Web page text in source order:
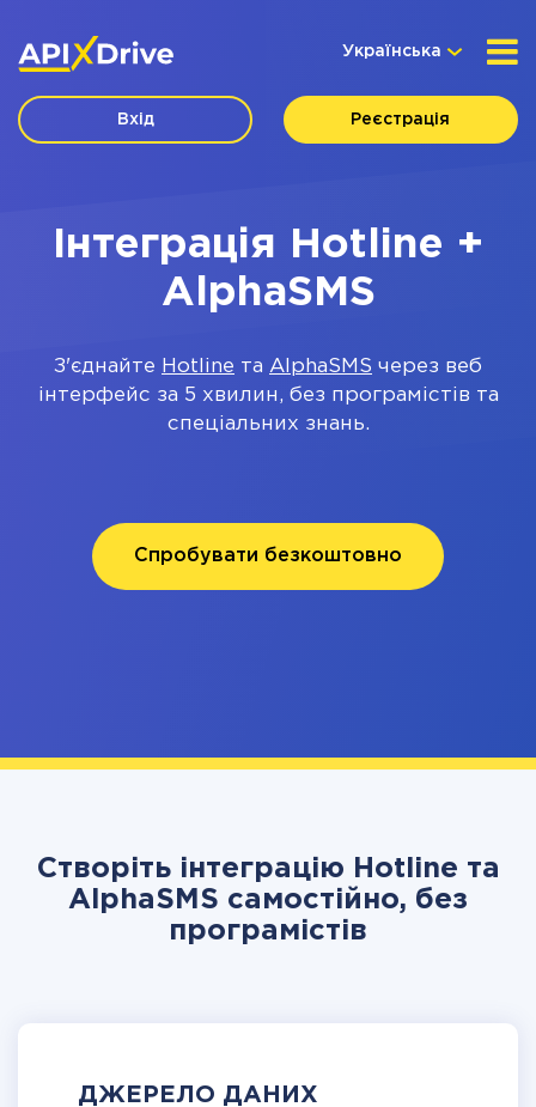
Українська
Вхід Реєстрація
Інтеграція Hotline +
AlphaSMS
З'єднайте Hotline та AlphaSMS через веб
інтерфейс за 5 хвилин, без програмістів та
спеціальних знань.
Спробувати безкоштовно
Створіть інтеграцію Hotline та
AlphaSMS самостійно, без
програмістів
ДЖЕРЕЛО ДАНИХ